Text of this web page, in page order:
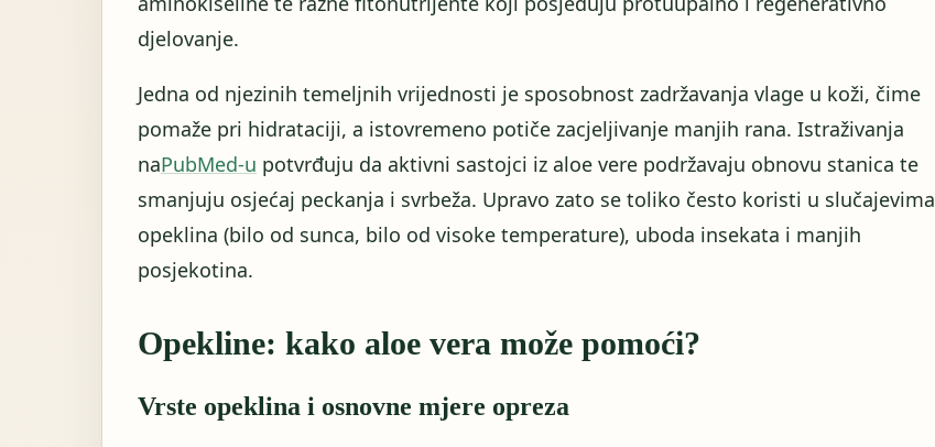
djelovanje.
Jedna od njezinih temeljnih vrijednosti je sposobnost zadržavanja vlage u koži, čime
pomaže pri hidrataciji, a istovremeno potiče zacjeljivanje manjih rana. Istraživanja
naPubMed-u potvrđuju da aktivni sastojci iz aloe vere podržavaju obnovu stanica te
smanjuju osjećaj peckanja i svrbeža. Upravo zato se toliko često koristi u slučajevima
opeklina (bilo od sunca, bilo od visoke temperature), uboda insekata i manjih
posjekotina.
Opekline: kako aloe vera može pomoći?
Vrste opeklina i osnovne mjere opreza